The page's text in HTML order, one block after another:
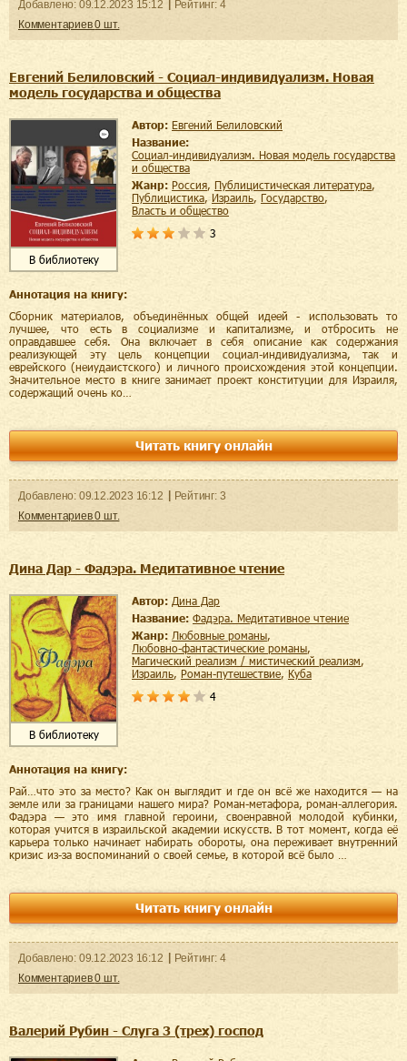
Добавленo: 09.12.2023 15:12 Рейтинг: 4
Комментариев0 шт.
Евгений Белиловский - Социал-индивидуализм. Новая
модель государства и общества
В библиотеку
Автор:
Евгений Белиловский
Название:
Социал-индивидуализм. Новая модель государства
и общества
Жанр:
Россия, публицистическая литература,
публицистика, Израиль, государство,
власть и общество
3
Аннотация на книгу:
Сборник материалов, объединённых общей идеей - использовать то
лучшее, что есть в социализме и капитализме, и отбросить не
оправдавшее себя. Она включает в себя описание как содержания
реализующей эту цель концепции социал-индивидуализма, так и
еврейского (неиудаистского) и личного происхождения этой концепции.
Значительное место в книге занимает проект конституции для Израиля,
содержащий очень ко…
Читать книгу онлайн
Добавленo: 09.12.2023 16:12 Рейтинг: 3
Комментариев0 шт.
Дина Дар - Фадэра. Медитативное чтение
В библиотеку
Автор:
Дина Дар
Название:
Фадэра. Медитативное чтение
Жанр:
любовные романы
любовно-фантастические романы
магический реализм / мистический реализм
Израиль
роман-путешествие
Куба
4
Аннотация на книгу:
Рай…что это за место? Как он выглядит и где он всё же находится — на
земле или за границами нашего мира? Роман-метафора, роман-аллегория.
Фадэра — это имя главной героини, своенравной молодой кубинки,
которая учится в израильской академии искусств. В тот момент, когда её
карьера только начинает набирать обороты, она переживает внутренний
кризис из-за воспоминаний о своей семье, в которой всё было …
Читать книгу онлайн
Добавленo: 09.12.2023 16:12 Рейтинг: 4
Комментариев0 шт.
Валерий Рубин - Слуга 3 (трех) господ